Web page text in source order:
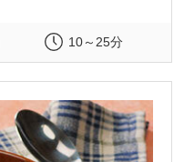
10～25分